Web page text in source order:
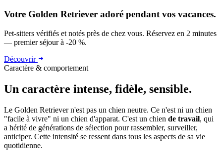
Votre Golden Retriever adoré pendant vos vacances.
Pet-sitters vérifiés et notés près de chez vous. Réservez en 2 minutes
— premier séjour à -20 %.
Découvrir
Caractère & comportement
Un caractère intense, fidèle, sensible.
Le Golden Retriever n'est pas un chien neutre. Ce n'est ni un chien
"facile à vivre" ni un chien d'apparat. C'est un chien de travail, qui
a hérité de générations de sélection pour rassembler, surveiller,
anticiper. Cette intensité se ressent dans tous les aspects de sa vie
quotidienne.